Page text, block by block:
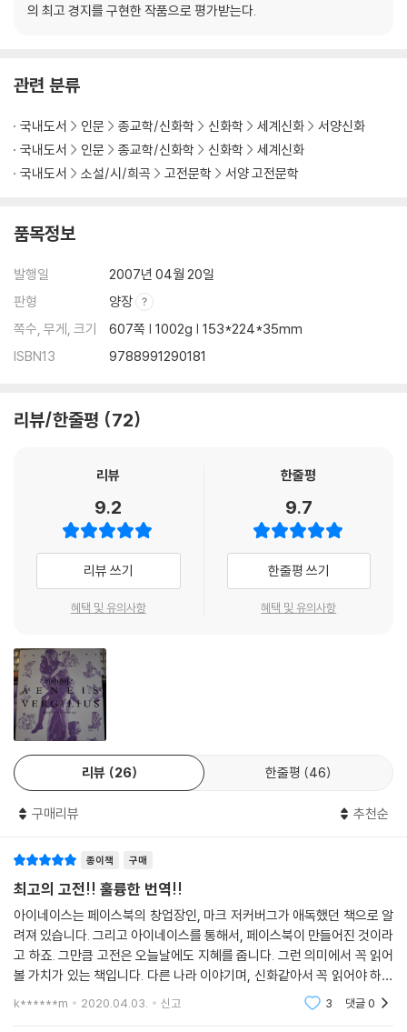
의 최고 경지를 구현한 작품으로 평가받는다.
관련 분류
국내도서 인문 종교학/신화학 신화학 세계신화
서양신화
국내도서
인문 종교학/신화학 신화학
세계신화
국내도서
소설/시/희곡 고전문학 서양 고전문학
품목정보
발행일
2007년 04월 20일
판형
양장
쪽수, 무게, 크기
607쪽 | 1002g | 153*224*35mm
ISBN13
9788991290181
리뷰/한줄평 72
리뷰
9.2
리뷰 쓰기
혜택 및 유의사항
한줄평
9.7
한줄평 쓰기
혜택 및 유의사항
리뷰 26 한줄평 46
구매리뷰 추천순
종이책 구매
최고의 고전!! 훌륭한 번역!!
아이네이스는 페이스북의 창업장인, 마크 저커버그가 애독했던 책으로 알
려져 있습니다. 그리고 아이네이스를 통해서, 페이스북이 만들어진 것이라
고 하죠. 그만큼 고전은 오늘날에도 지혜를 줍니다. 그런 의미에서 꼭 읽어
볼 가치가 있는 책입니다. 다른 나라 이야기며, 신화같아서 꼭 읽어야 하나
생각할 수 았겠지만, 이 책의 이야기 속에는 지혜를 읽는 것이죠. 그리고 믿
k******m 2020.04.03. 신고 3 댓글0